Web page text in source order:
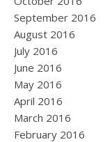
September 2016
August 2016
July 2016
June 2016
May 2016
April 2016
March 2016
February 2016